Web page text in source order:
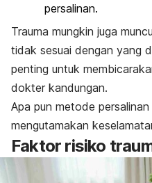
persalinan.
Trauma mungkin juga
tidak sesuai dengan yang
penting untuk
dokter kandungan.
Apa pun metode
mengutamakan
Faktor risiko